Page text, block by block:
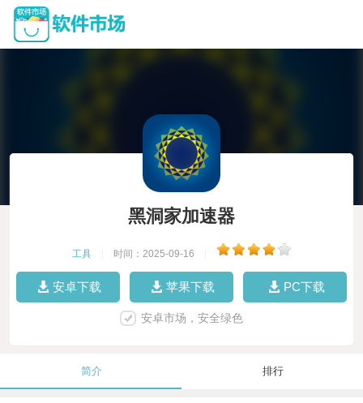
黑洞家加速器
工具 时间：2025-09-16
安卓下载 苹果下载 PC下载
安卓市场，安全绿色
简介 排行